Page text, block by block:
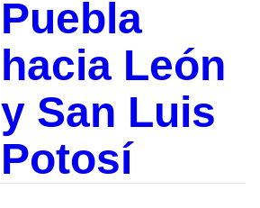
Puebla
hacia León
y San Luis
Potosí